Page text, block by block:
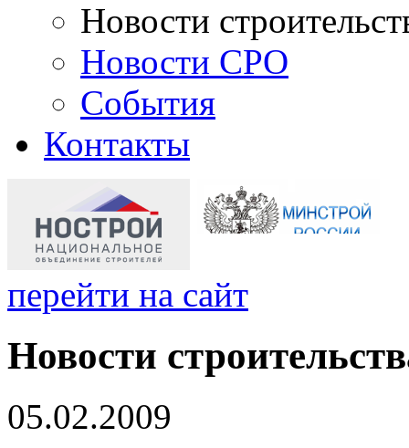
Новости
Новости СРО
События
Контакты
перейти на сайт
Новости
05.02.2009